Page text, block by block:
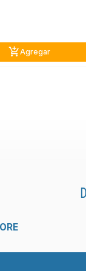
add_shopping_cartAgregar